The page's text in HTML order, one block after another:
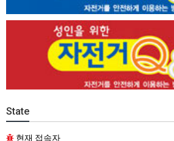
State
현재 접속자